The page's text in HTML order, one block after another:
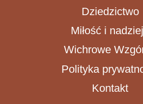
Dziedzictwo
Miłość i
Wichrowe
Polityka
Kontakt